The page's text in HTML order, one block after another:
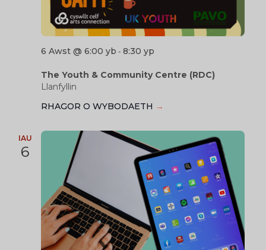
6 Awst @ 6:00 yb - 8:30 yp
The Youth & Community Centre (RDC)
Llanfyllin
RHAGOR O WYBODAETH →
IAU
6